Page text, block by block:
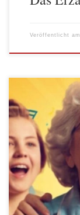
Veröffentlicht am
Trotz
Hellersdorf
und Besucher
eine lebendige
Stadtteiltreff
Besonders schön